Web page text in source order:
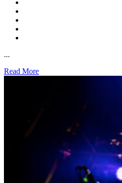
...
Read More